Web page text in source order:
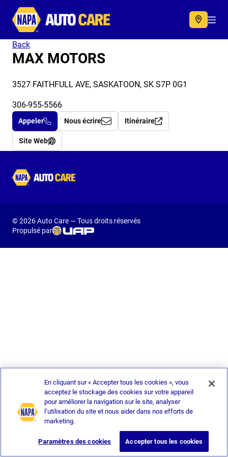
Autocare
Back
MAX MOTORS
3527 FAITHFULL AVE, SASKATOON, SK S7P 0G1
306-955-5566
Appeler Nous écrire Itinéraire
Site Web
Autocare
© 2026 Auto Care — Tous droits réservés
Propulsé par
En cliquant sur « Accepter tous les cookies », vous
acceptez le stockage des cookies sur votre appareil
pour améliorer la navigation sur le site, analyser
l’utilisation du site et nous aider dans nos efforts de
marketing.
Paramètres des cookies Accepter tous les cookies